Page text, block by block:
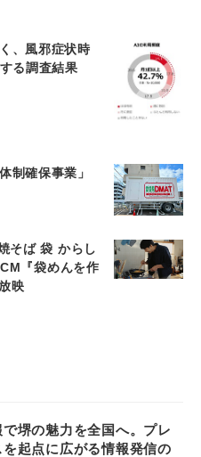
、風邪症状時
る調査結果
制確保事業」
そば 袋 からし
『袋めんを作
映
堺の魅力を全国へ。プレ
を起点に広がる情報発信の